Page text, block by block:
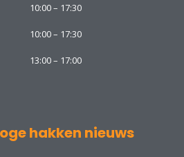
10:00 – 17:30
10:00 – 17:30
13:00 – 17:00
hakken nieuws